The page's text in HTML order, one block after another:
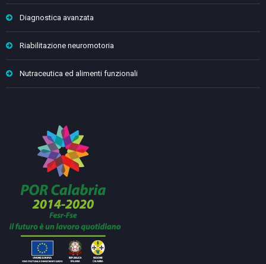
Diagnostica avanzata
Riabilitazione neuromotoria
Nutraceutica ed alimenti funzionali